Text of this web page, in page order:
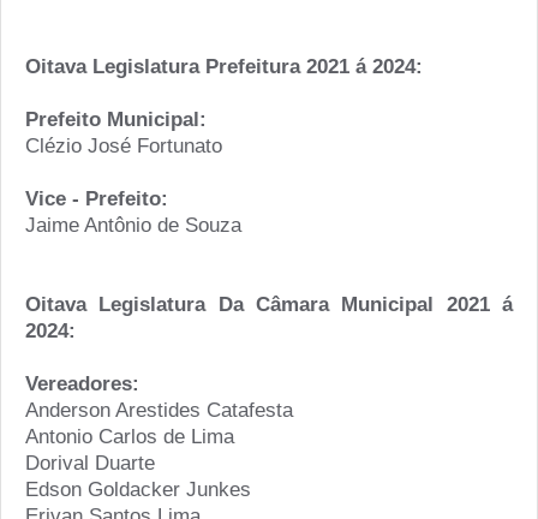
Oitava Legislatura Prefeitura 2021 á 2024:
Prefeito Municipal:
Clézio José Fortunato
Vice - Prefeito:
Jaime Antônio de Souza
Oitava Legislatura Da Câmara Municipal 2021 á
2024:
Vereadores:
Anderson Arestides Catafesta
Antonio Carlos de Lima
Dorival Duarte
Edson Goldacker Junkes